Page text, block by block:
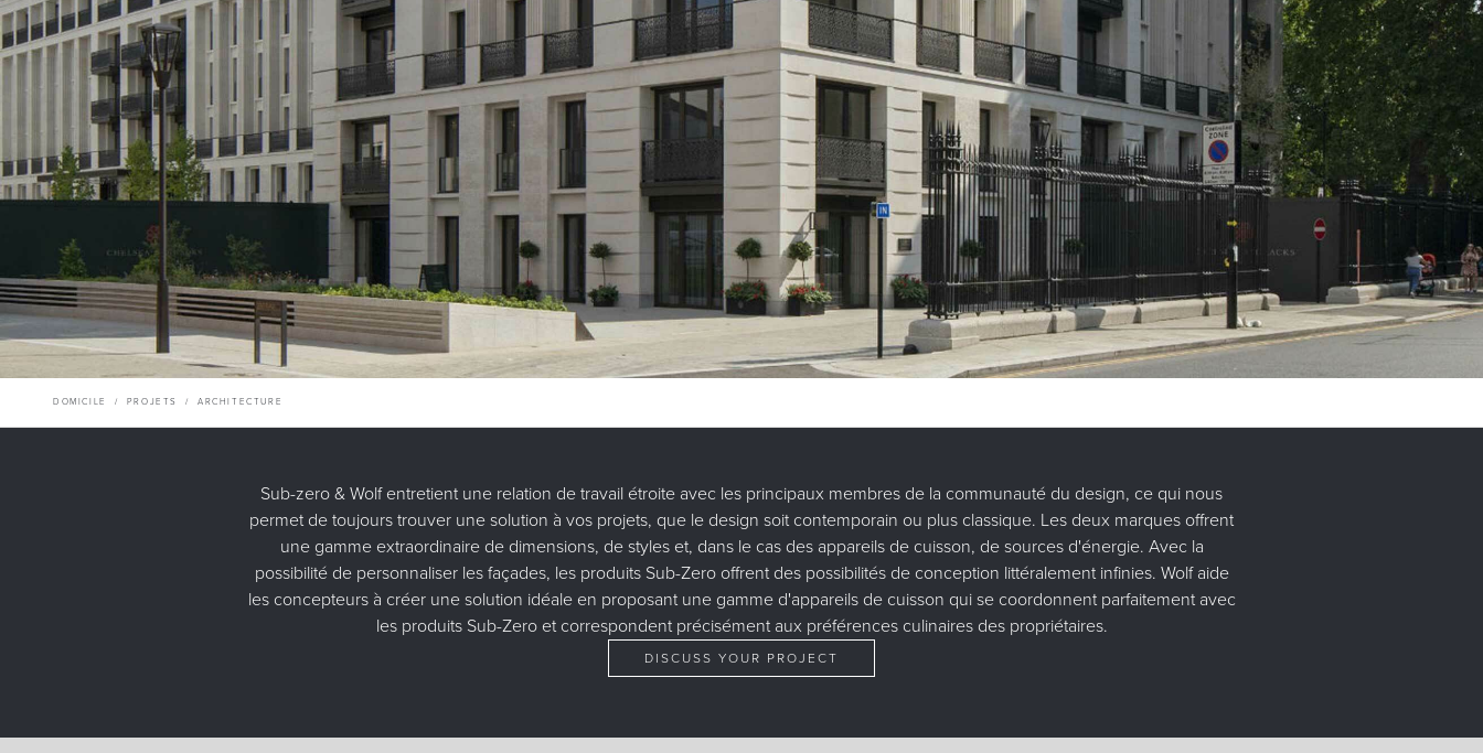
DOMICILE / PROJETS /ARCHITECTURE
Sub-zero & Wolf entretient une relation de travail étroite avec les principaux membres de la communauté du design, ce qui nous
permet de toujours trouver une solution à vos projets, que le design soit contemporain ou plus classique. Les deux marques offrent
une gamme extraordinaire de dimensions, de styles et, dans le cas des appareils de cuisson, de sources d'énergie. Avec la
possibilité de personnaliser les façades, les produits Sub-Zero offrent des possibilités de conception littéralement infinies. Wolf aide
les concepteurs à créer une solution idéale en proposant une gamme d'appareils de cuisson qui se coordonnent parfaitement avec
les produits Sub-Zero et correspondent précisément aux préférences culinaires des propriétaires.
DISCUSS YOUR PROJECT